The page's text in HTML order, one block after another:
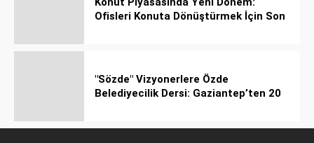
Ofisleri Konuta Dönüştürmek İçin Son
"Sözde" Vizyonerlere Özde
Belediyecilik Dersi: Gaziantep’ten 20